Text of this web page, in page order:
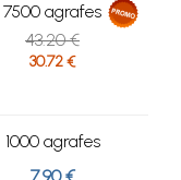
7500 agrafes
43.20 €
30.72 €
1000 agrafes